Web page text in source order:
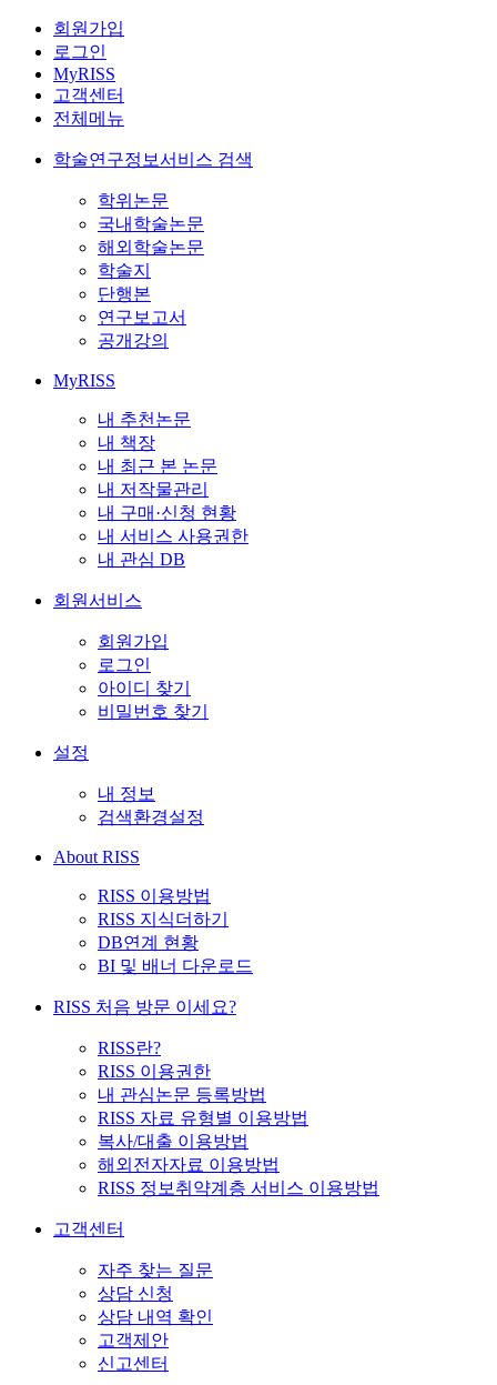
회원가입
로그인
MyRISS
고객센터
전체메뉴
학술연구정보서비스 검색
학위논문
국내학술논문
해외학술논문
학술지
단행본
연구보고서
공개강의
MyRISS
내 추천논문
내 책장
내 최근 본 논문
내 저작물관리
내 구매·신청 현황
내 서비스 사용권한
내 관심 DB
회원서비스
회원가입
로그인
아이디 찾기
비밀번호 찾기
설정
내 정보
검색환경설정
About RISS
RISS 이용방법
RISS 지식더하기
DB연계 현황
BI 및 배너 다운로드
RISS 처음 방문 이세요?
RISS란?
RISS 이용권한
내 관심논문 등록방법
RISS 자료 유형별 이용방법
복사/대출 이용방법
해외전자자료 이용방법
RISS 정보취약계층 서비스 이용방법
고객센터
자주 찾는 질문
상담 신청
상담 내역 확인
고객제안
신고센터